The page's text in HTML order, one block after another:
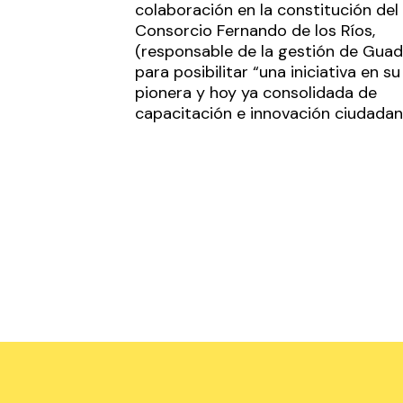
colaboración en la constitución del
Consorcio Fernando de los Ríos,
(responsable de la gestión de
para posibilitar “una iniciativa en
pionera y hoy ya consolidada de
capacitación e innovación